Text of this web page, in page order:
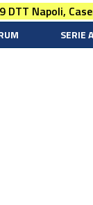
DTT Napoli,
SERIE A